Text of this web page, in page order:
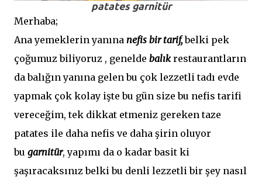
patates garnitür
Merhaba;
Ana yemeklerin yanına nefis bir tarif,belki pek
çoğumuz biliyoruz , genelde balık restaurantların
da balığın yanına gelen bu çok lezzetli tadı evde
yapmak çok kolay işte bu gün size bu nefis tarifi
vereceğim, tek dikkat etmeniz gereken taze
patates ile daha nefis ve daha şirin oluyor
bu garnitür, yapımı da o kadar basit ki
şaşıracaksınız belki bu denli lezzetli bir şey nasıl